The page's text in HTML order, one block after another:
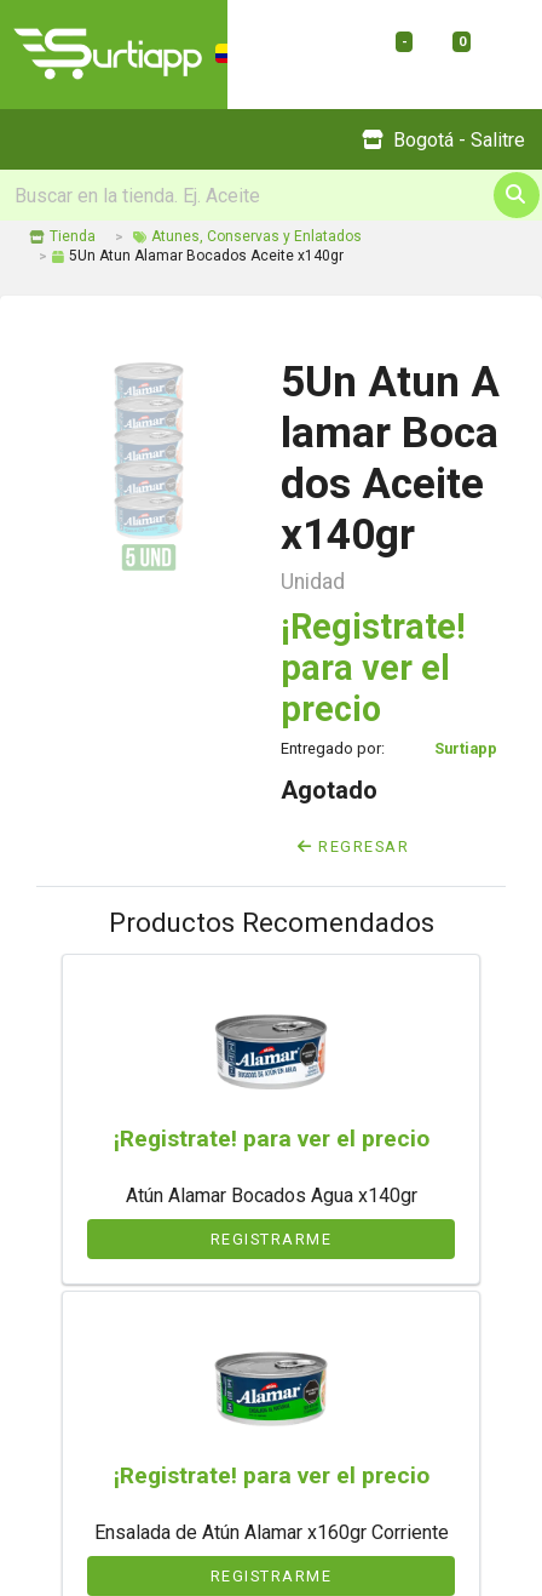
- 0
Bogotá - Salitre
Tienda
Atunes, Conservas y Enlatados
5Un Atun Alamar Bocados Aceite x140gr
5Un Atun A
lamar Boca
dos Aceite
x140gr
Unidad
¡Registrate!
para ver el
precio
Entregado por: Surtiapp
Agotado
REGRESAR
Productos Recomendados
¡Registrate! para ver el precio
Atún Alamar Bocados Agua x140gr
REGISTRARME
¡Registrate! para ver el precio
Ensalada de Atún Alamar x160gr Corriente
REGISTRARME